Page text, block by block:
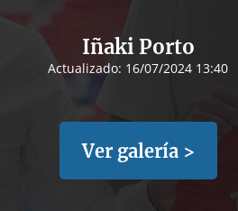
Iñaki Porto
Actualizado: 16/07/2024 13:40
Ver galería >